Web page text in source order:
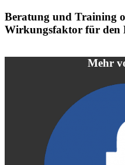
Beratung und Training
Wirkungsfaktor für den
Mehr